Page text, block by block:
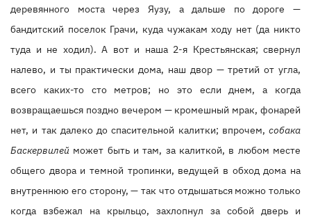
деревянного моста через Яузу, а дальше по дороге —
бандитский поселок Грачи, куда чужакам ходу нет (да никто
туда и не ходил). А вот и наша 2-я Крестьянская; свернул
налево, и ты практически дома, наш двор — третий от угла,
всего каких-то сто метров; но это если днем, а когда
возвращаешься поздно вечером — кромешный мрак, фонарей
нет, и так далеко до спасительной калитки; впрочем, собака
Баскервилей может быть и там, за калиткой, в любом месте
общего двора и темной тропинки, ведущей в обход дома на
внутреннюю его сторону, — так что отдышаться можно только
когда взбежал на крыльцо, захлопнул за собой дверь и